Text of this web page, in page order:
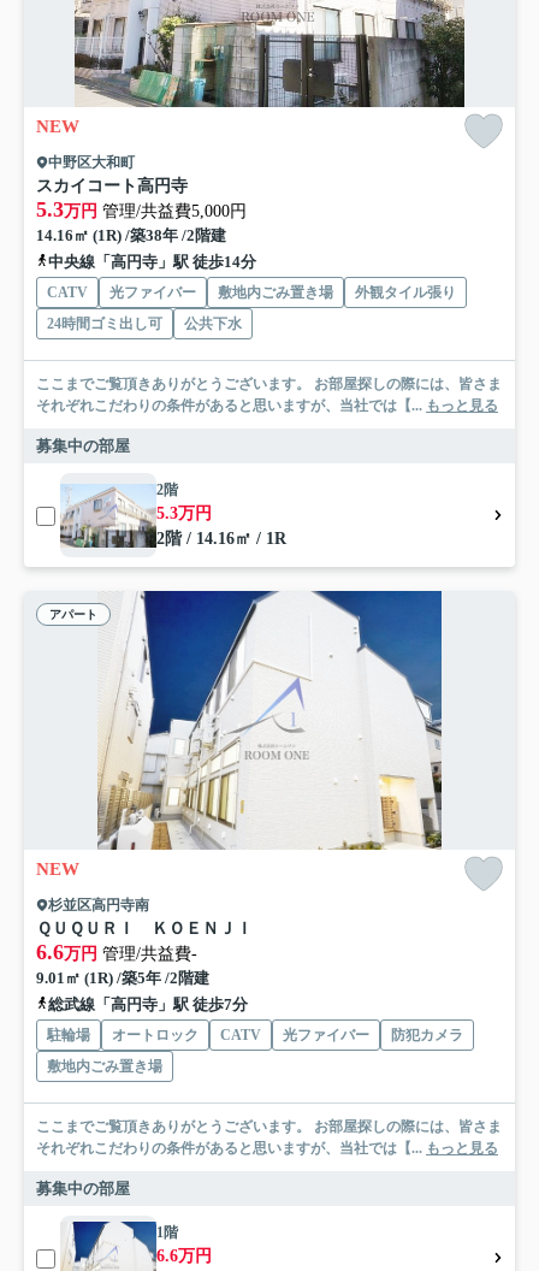
NEW
中野区大和町
スカイコート高円寺
5.3万円 管理/共益費5,000円
14.16㎡ (1R) /築38年 /2階建
中央線「高円寺」駅 徒歩14分
CATV 光ファイバー 敷地内ごみ置き場
外観タイル張り
24時間ゴミ出し可
公共下水
ここまでご覧頂きありがとうございます。 お部屋探しの際には、皆さま
それぞれこだわりの条件があると思いますが、当社では【... もっと見る
募集中の部屋
2階
5.3万円
2階 / 14.16㎡ / 1R
アパート
NEW
杉並区高円寺南
ＱＵＱＵＲＩ ＫＯＥＮＪＩ
6.6万円 管理/共益費-
9.01㎡ (1R) /築5年 /2階建
総武線「高円寺」駅 徒歩7分
駐輪場 オートロック CATV 光ファイバー
防犯カメラ
敷地内ごみ置き場
ここまでご覧頂きありがとうございます。 お部屋探しの際には、皆さま
それぞれこだわりの条件があると思いますが、当社では【... もっと見る
募集中の部屋
1階
6.6万円